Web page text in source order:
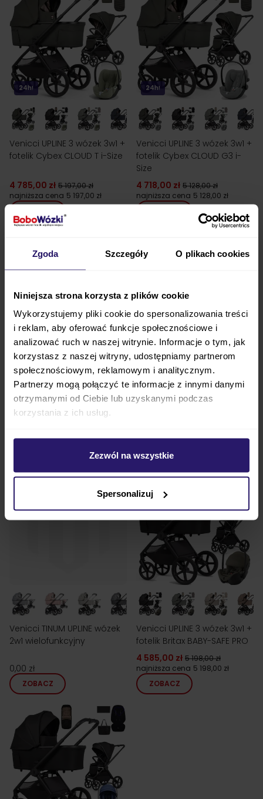
Zgoda Szczegóły O plikach cookies
Niniejsza strona korzysta z plików cookie
Wykorzystujemy pliki cookie do spersonalizowania treści
i reklam, aby oferować funkcje społecznościowe i
analizować ruch w naszej witrynie. Informacje o tym, jak
korzystasz z naszej witryny, udostępniamy partnerom
społecznościowym, reklamowym i analitycznym.
Partnerzy mogą połączyć te informacje z innymi danymi
otrzymanymi od Ciebie lub uzyskanymi podczas
korzystania z ich usług.
Zezwól na wszystkie
Spersonalizuj
24h!
Venicci UPLINE 3 wózek 3w1 +
fotelik Cybex CLOUD T i-Size
4 785,00 zł 5 197,00 zł
najniższa cena 5 197,00 zł
24h!
Venicci UPLINE 3 wózek 3w1 +
fotelik Cybex CLOUD G3 i-
Size
4 718,00 zł 5 128,00 zł
najniższa cena 5 128,00 zł
24h!
Venicci UPLINE 3 wózek 3w1 +
fotelik Avionaut PIXEL 3
Venicci UPLINE 2 SE POWDER
wózek 2w1 wielofunkcyjny
Venicci TINUM UPLINE wózek
2w1 wielofunkcyjny
0,00 zł
ZOBACZ
Venicci UPLINE 3 wózek 3w1 +
fotelik Britax BABY-SAFE PRO
4 585,00 zł 5 198,00 zł
najniższa cena 5 198,00 zł
ZOBACZ